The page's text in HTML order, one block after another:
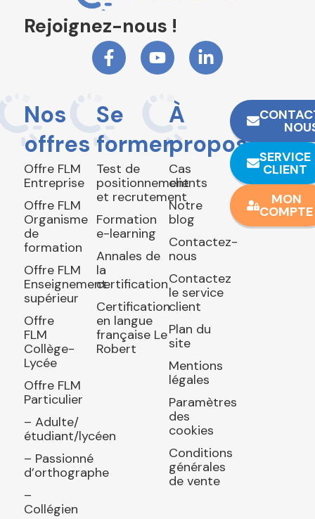
Rejoignez-nous !
Nos
offres
Offre FLM
Entreprise
Offre FLM
Organisme
de
formation
Offre FLM
Enseignement
supérieur
Offre
FLM
Collège-
Lycée
Offre FLM
Particulier
– Adulte/
étudiant/lycéen
– Passionné
d’orthographe
–
Collégien
Se
former
Test de
positionnement
et recrutement
Formation
e-learning
Annales de
la
certification
Certification
en langue
française Le
Robert
À
propos
Cas
clients
Notre
blog
Contactez-
nous
Contactez
le service
client
Plan du
site
Mentions
légales
Paramètres
des
cookies
Conditions
générales
de vente
SERVICE
CLIENT
MON
COMPTE